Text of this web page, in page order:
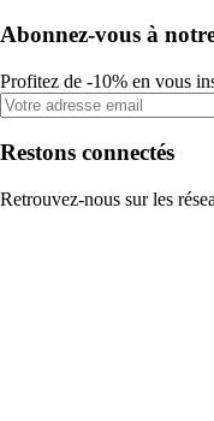
Abonnez-vous à
Profitez de -10% en vous
Restons connectés
Retrouvez-nous sur les